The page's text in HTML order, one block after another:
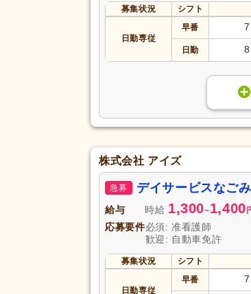
募集状況 シフト
日勤専従
早番
日勤
株式会社 アイズ
急募 デイサービスなご
給与 時給 1,300~1,400
応募要件必須: 准看護師
歓迎: 自動車免許
募集状況 シフト
日勤専従
早番